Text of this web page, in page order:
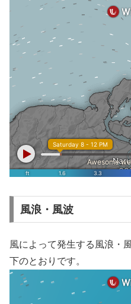
風浪・風波
風によって発生する風浪・
下のとおりです。